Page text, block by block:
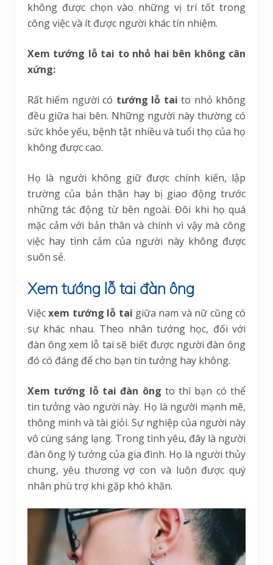
không được chọn vào những vị trí tốt trong
công việc và ít được người khác tín nhiệm.
Xem tướng lỗ tai to nhỏ hai bên không cân
xứng:
Rất hiếm người có tướng lỗ tai to nhỏ không
đều giữa hai bên. Những người này thường có
sức khỏe yếu, bệnh tật nhiều và tuổi thọ của họ
không được cao.
Họ là người không giữ được chính kiến, lập
trường của bản thân hay bị giao động trước
những tác động từ bên ngoài. Đôi khi họ quá
mặc cảm với bản thân và chính vì vậy mà công
việc hay tình cảm của người này không được
suôn sẻ.
Xem tướng lỗ tai đàn ông
Việcxem tướng lỗ tai giữa nam và nữ cũng có
sự khác nhau. Theo nhân tướng học, đối với
đàn ông xem lỗ tai sẽ biết được người đàn ông
đó có đáng để cho bạn tin tưởng hay không.
Xem tướng lỗ tai đàn ông to thì bạn có thể
tin tưởng vào người này. Họ là người mạnh mẽ,
thông minh và tài giỏi. Sự nghiệp của người này
vô cùng sáng lạng. Trong tình yêu, đây là người
đàn ông lý tưởng của gia đình. Họ là người thủy
chung, yêu thương vợ con và luôn được quý
nhân phù trợ khi gặp khó khăn.